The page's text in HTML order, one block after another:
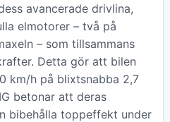
avancerade drivlina,
elmotorer – två på
– som tillsammans
Detta gör att bilen
km/h på blixtsnabba 2,7
betonar att deras
bibehålla toppeffekt under